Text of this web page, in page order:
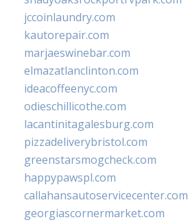
jccoinlaundry.com
kautorepair.com
marjaeswinebar.com
elmazatlanclinton.com
ideacoffeenyc.com
odieschillicothe.com
lacantinitagalesburg.com
pizzadeliverybristol.com
greenstarsmogcheck.com
happypawspl.com
callahansautoservicecenter.com
georgiascornermarket.com